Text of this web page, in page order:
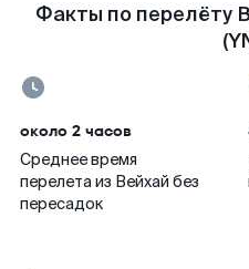
Факты по перелёту
около 2 часов
Среднее время
перелета из Вейхай без
пересадок